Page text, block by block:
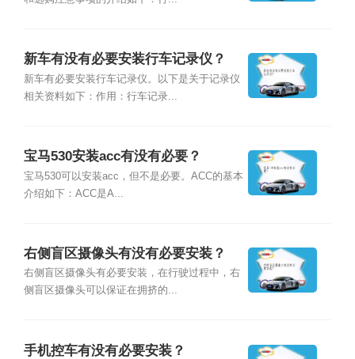
新车有没有必要安装行车记录仪？
新车有必要安装行车记录仪。以下是关于记录仪
相关资料如下：作用：行车记录...
宝马530安装acc有没有必要？
宝马530可以安装acc，但不是必要。ACC的基本
介绍如下：ACC是A...
右侧盲区摄像头有没有必要安装？
右侧盲区摄像头有必要安装，在行驶过程中，右
侧盲区摄像头可以保证在拥挤的...
手机控车有没有必要安装？